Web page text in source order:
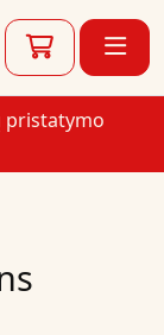
pristatymo